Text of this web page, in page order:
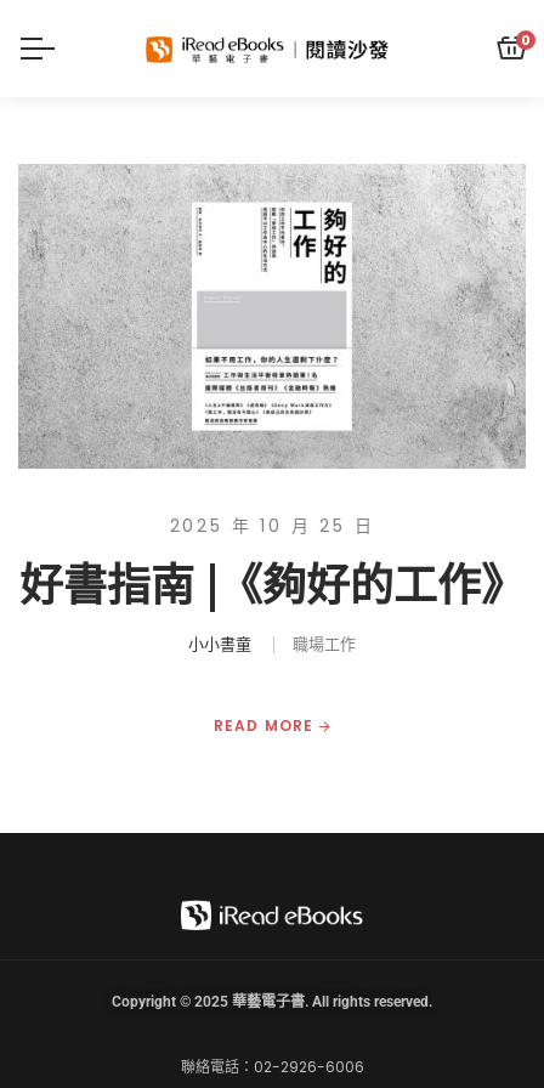
0
2025 年 10 月 25 日
好書指南 |《夠好的工作》
小小書童 職場工作
READ MORE
聯絡電話：02-2926-6006
Copyright © 2025 華藝電子書. All rights reserved.